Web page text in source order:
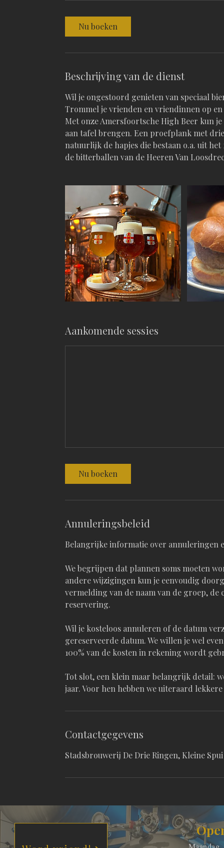
e
e
r
t
Nu boeken
Beschrijving van de dienst
Wil je ongestoord genieten van speciaal
Trommel je vrienden en vriendinnen op
Met onze Amersfoortsche High Beer kun
aan tafel brengen. Een proefplank met
natuurlijk de hapjes die bestaan o.a. uit
de bitterballen van de Heeren Van
Aankomende sessies
Nu boeken
Annuleringsbeleid
Belangrijke informatie over annuleringen
We begrijpen dat plannen soms moeten
andere wijzigingen kun je eenvoudig
vermelding van de naam van de groep,
reservering.
Wil je kosteloos annuleren of de datum
gereserveerde datum. We willen je wel
100% van de kosten in rekening wordt
Tot slot, een klein maar belangrijk detail:
jaar. Voor hen hebben we uiteraard
Contactgegevens
Stadsbrouwerij De Drie Ringen, Kleine